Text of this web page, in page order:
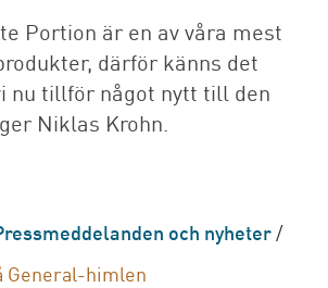
Portion är en av våra mest
därför känns det
nu tillför något nytt till den
Niklas Krohn.
och nyheter/
General-himlen